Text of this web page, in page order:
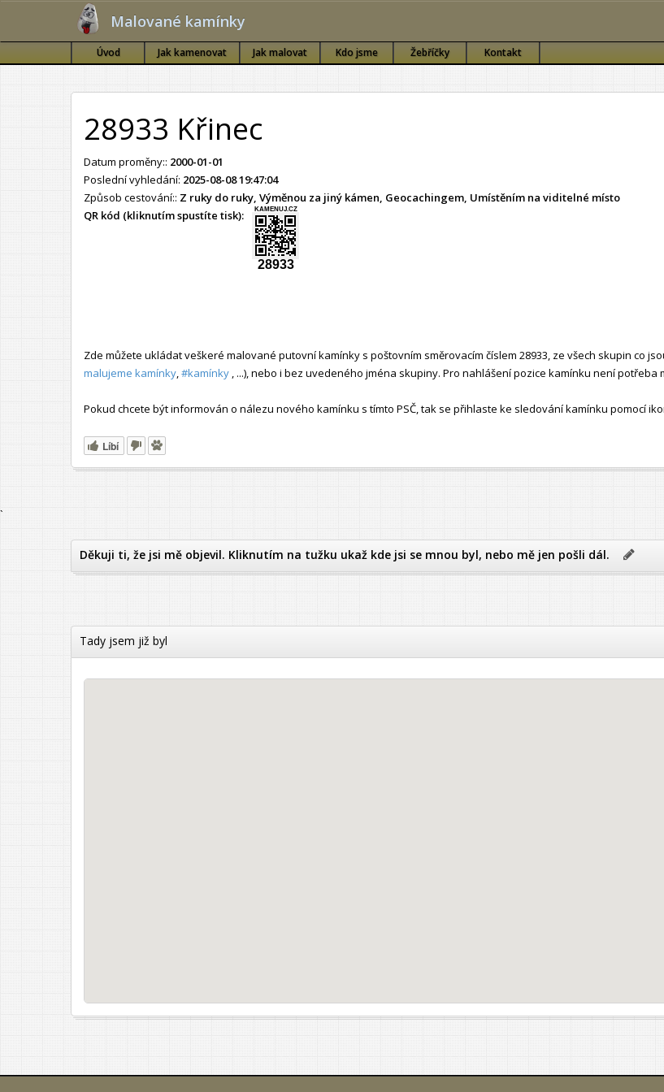
Malované kamínky
Úvod Jak kamenovat Jak malovat Kdo jsme Žebříčky Kontakt
28933 Křinec
Datum proměny:: 2000-01-01
Poslední vyhledání: 2025-08-08 19:47:04
Způsob cestování:: Z ruky do ruky, Výměnou za jiný kámen, Geocachingem, Umístěním na viditelné místo
QR kód (kliknutím spustíte tisk):
KAMENUJ.CZ
28933
Zde můžete ukládat veškeré malované putovní kamínky s poštovním směrovacím číslem 28933, ze všech skupin co
malujeme kamínky #kamínky , ...), nebo i bez uvedeného jména skupiny. Pro nahlášení pozice kamínku není potřeba
Pokud chcete být informován o nálezu nového kamínku s tímto PSČ, tak se přihlaste ke sledování kamínku pomocí
Líbí
`
Děkuji ti, že jsi mě objevil. Kliknutím na tužku ukaž kde jsi se mnou byl, nebo mě jen pošli dál.
Tady jsem již byl